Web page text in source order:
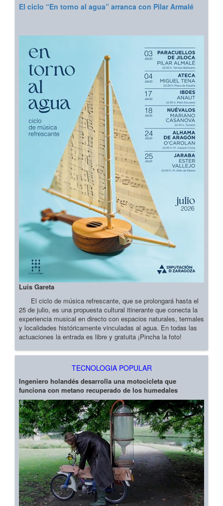
El ciclo “En torno al agua” arranca con Pilar Armalé
Luis Gareta
El ciclo de música refrescante, que se prolongará hasta el
25 de julio, es una propuesta cultural itinerante que conecta la
experiencia musical en directo con espacios naturales, termales
y localidades históricamente vinculadas al agua. En todas las
actuaciones la entrada es libre y gratuita ¡Pincha la foto!
TECNOLOGIA POPULAR
Ingeniero holandés desarrolla una motocicleta que
funciona con metano recuperado de los humedales